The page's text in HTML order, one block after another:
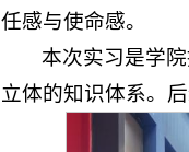
任感与使命感。
本次实习是学
立体的知识体系。